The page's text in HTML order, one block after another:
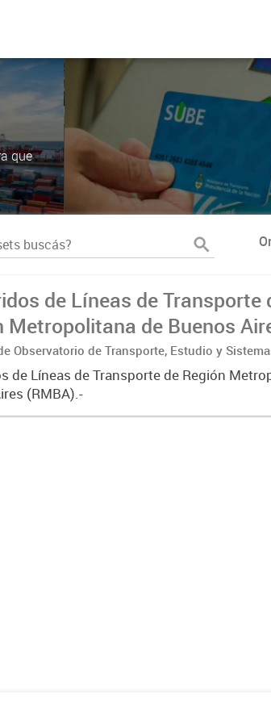
que
de Líneas de Transporte
Metropolitana de Buenos
Observatorio de Transporte, Estudio y
de Líneas de Transporte de Región
(RMBA).-